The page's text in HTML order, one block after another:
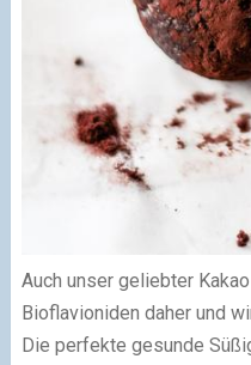
Auch unser geliebter
Bioflavioniden daher und
Die perfekte gesunde